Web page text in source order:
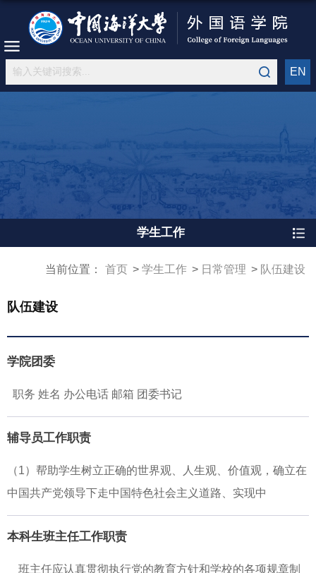
EN
学生工作
当前位置： 首页 学生工作 日常管理 队伍建设
队伍建设
学院团委
职务 姓名 办公电话 邮箱 团委书记
辅导员工作职责
（1）帮助学生树立正确的世界观、人生观、价值观，确立在
中国共产党领导下走中国特色社会主义道路、实现中
本科生班主任工作职责
班主任应认真贯彻执行党的教育方针和学校的各项规章制